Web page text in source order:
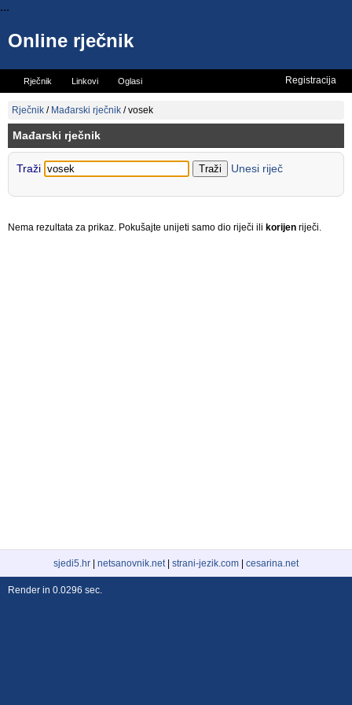
...
Online rječnik
Rječnik Linkovi Oglasi
Vicevi Mini rječnik
Registracija
Rječnik / Mađarski rječnik /vosek
Mađarski rječnik
Traži Unesi riječ
Nema rezultata za prikaz. Pokušajte unijeti samo dio riječi ili korijen riječi.
sjedi5.hr netsanovnik.net| strani-jezik.com cesarina.net
Render in 0.0296 sec.